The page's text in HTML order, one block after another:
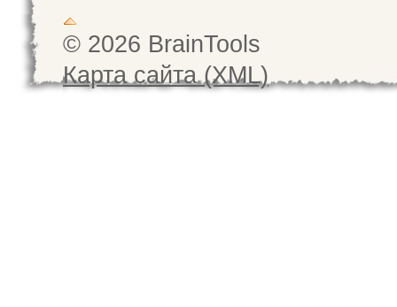
© 2026 BrainTools
Карта сайта (XML)